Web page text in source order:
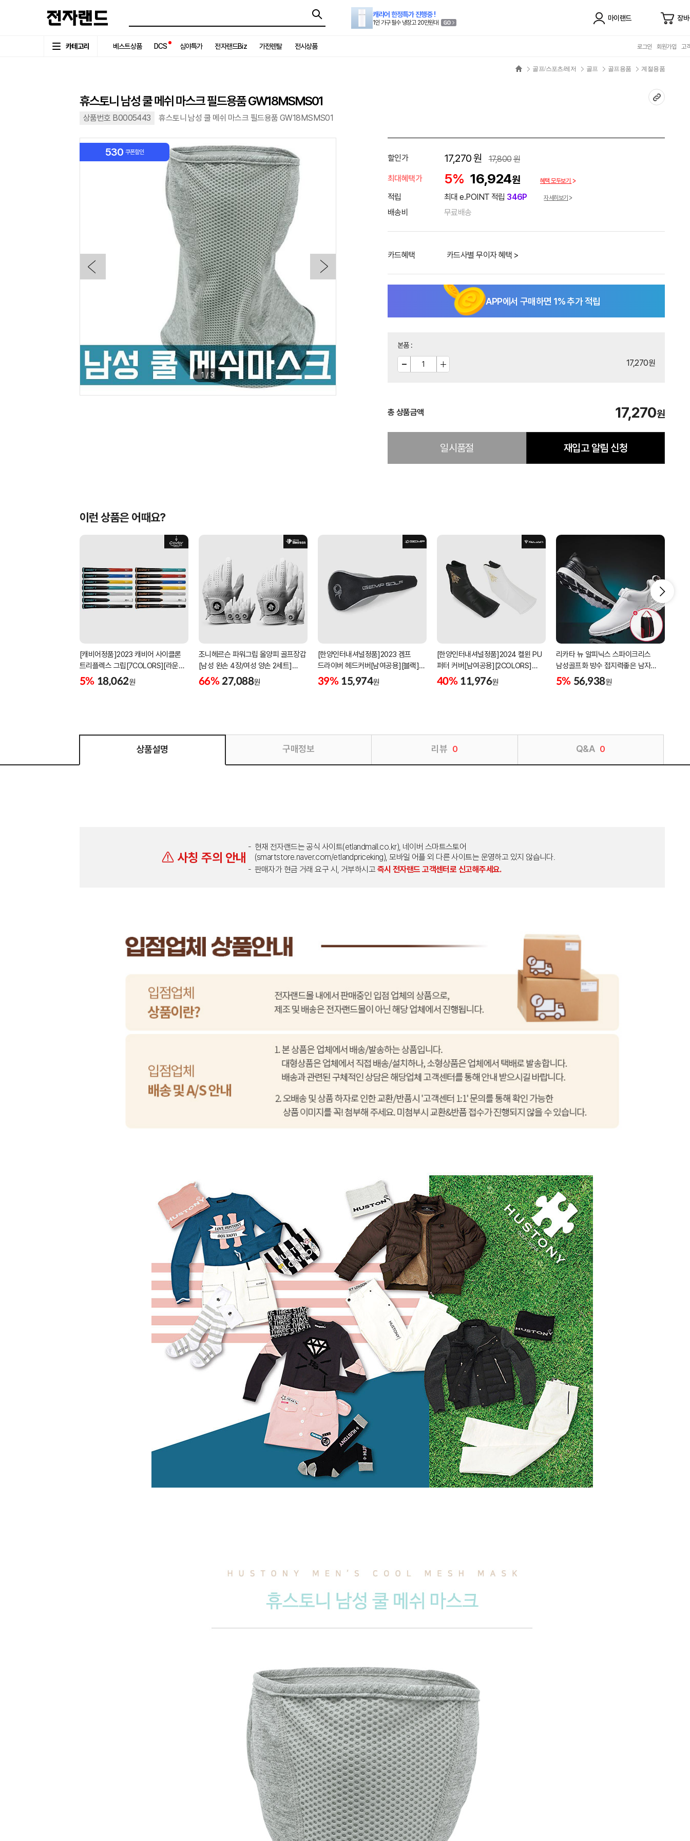
캐리어 한정특가 진행중 !
1인 가구 필수 냉장고 20만원대
마이랜드 장
카테고리 베스트상품 DCS 심야특가 전자랜드Biz 가전렌탈 전시상품 로그인 회원가입 고
골프/스포츠/레저 골프 골프용품 계절용품
휴스토니 남성 쿨 메쉬 마스크 필드용품 GW18MSMS01
상품번호 B0005443 휴스토니 남성 쿨 메쉬 마스크 필드용품 GW18MSMS01
530 쿠폰할인
1 / 3
할인가 17,270원 17,800원
최대혜택가
5% 16,924원 혜택 모두보기
적립 최대 e.POINT 적립 346P 자세히보기
배송비 무료배송
카드혜택 카드사별 무이자 혜택 >
APP에서 구매하면 1% 추가 적립
본품:
17,270원
총 상품금액 17,270원
일시품절 재입고 알림 신청
이런 상품은 어때요?
[캐비어정품]2023 캐비어 사이클론
트리플렉스 그립[7COLORS][라운드]
[39g/42g/46g/50g][R/S 토크]
5% 18,062원
조니헤르슨 파워그립 올양피 골프장갑
[남성 왼손 4장/여성 양손 2세트]
[화이트][케이스포함]
66% 27,088원
[한양인터내셔널정품]2023 겜프
드라이버 헤드커버[남여공용][블랙]
[HD-302]
39% 15,974원
[한양인터내셔널정품]2024 켈윈 PU
퍼터 커버[남여공용][2COLORS]
[KW-PC320]
40% 11,976원
리카타 뉴 알피닉스 스파이크리스
남성골프화 방수 접지력좋은 남자
골프신발 C27102/신발가방제공
5% 56,938원
상품설명 구매정보 리뷰 0 Q&A 0
사칭 주의 안내
현재 전자랜드는 공식 사이트(etlandmall.co.kr), 네이버 스마트스토어
(smartstore.naver.com/etlandpriceking), 모바일 어플 외 다른 사이트는 운영하고 있지 않습니다.
판매자가 현금 거래 요구 시, 거부하시고 즉시 전자랜드 고객센터로 신고해주세요.